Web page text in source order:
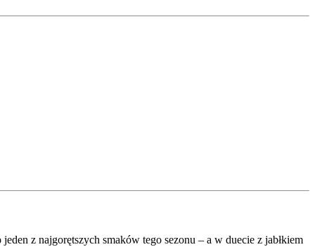
z najgorętszych smaków tego sezonu – a w duecie z jabłkiem